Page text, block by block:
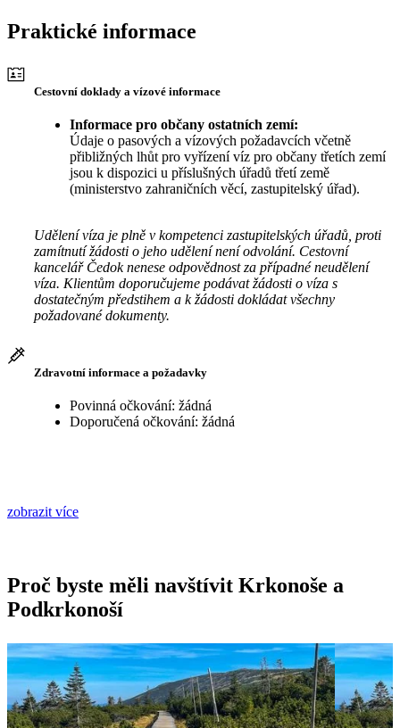
Praktické informace
Cestovní doklady a vízové informace
Informace pro občany ostatních zemí:
Údaje o pasových a vízových požadavcích včetně
přibližných lhůt pro vyřízení víz pro občany třetích zemí
jsou k dispozici u příslušných úřadů třetí země
(ministerstvo zahraničních věcí, zastupitelský úřad).
Udělení víza je plně v kompetenci zastupitelských úřadů, proti
zamítnutí žádosti o jeho udělení není odvolání. Cestovní
kancelář Čedok nenese odpovědnost za případné neudělení
víza. Klientům doporučujeme podávat žádosti o víza s
dostatečným předstihem a k žádosti dokládat všechny
požadované dokumenty.
Zdravotní informace a požadavky
Povinná očkování: žádná
Doporučená očkování: žádná
zobrazit více
Proč byste měli navštívit Krkonoše a
Podkrkonoší